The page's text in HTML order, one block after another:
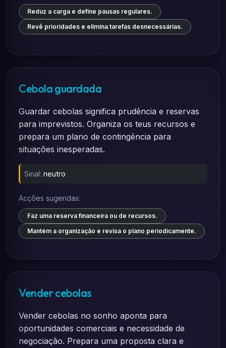
Reduz a carga e define pausas regulares.
Revê prioridades e elimina tarefas desnecessárias.
Cebola guardada
Guardar cebolas significa prudência e reservas
para imprevistos. Organiza os teus recursos e
prepara um plano de contingência para
situações inesperadas.
Sinal: neutro
Acções sugeridas:
Faz uma reserva financeira ou de recursos.
Mantém a organização e revisa o plano periodicamente.
Vender cebolas
Vender cebolas no sonho aponta para
oportunidades comerciais e necessidade de
negociação. Prepara uma proposta clara e